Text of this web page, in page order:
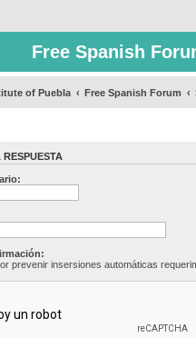
Free Spanish
of Puebla Free Spanish Forum
prevenir insersiones automáticas